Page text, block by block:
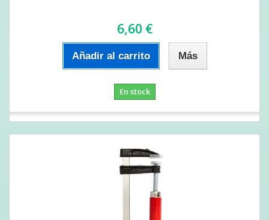
6,60 €
Añadir al carrito Más
En stock